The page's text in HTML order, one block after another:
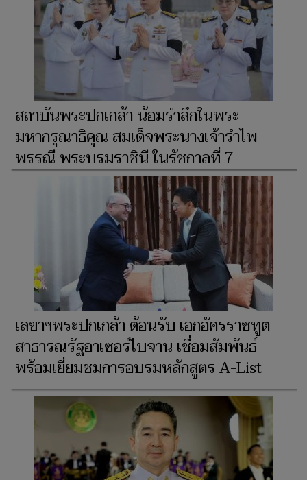
สถาบันพระปกเกล้า น้อมรำลึกในพระ
มหากรุณาธิคุณ สมเด็จพระนางเจ้ารำไพ
พรรณี พระบรมราชินี ในรัชกาลที่ 7
เลขาฯพระปกเกล้า ต้อนรับ เอกอัครราชทูต
สาธารณรัฐอาเซอร์ไบจาน เชื่อมสัมพันธ์
พร้อมเยี่ยมชมการอบรมหลักสูตร A-List